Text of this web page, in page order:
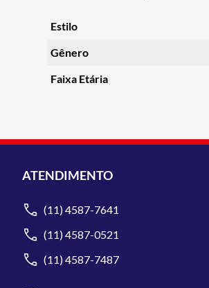
Estilo
Gênero
Faixa Etária
ATENDIMENTO
(11) 4587-7641
(11) 4587-0521
(11) 4587-7487